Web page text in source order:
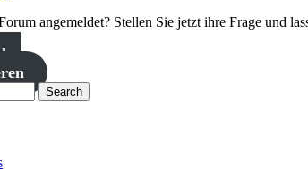
angemeldet? Stellen Sie jetzt ihre Frage und
Search